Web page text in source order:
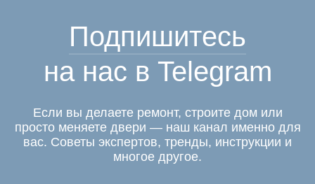
Подпишитесь
на нас в Telegram
Если вы делаете ремонт, строите дом или
просто меняете двери — наш канал именно для
вас. Советы экспертов, тренды, инструкции и
многое другое.